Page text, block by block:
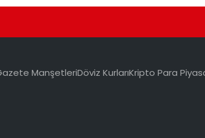
ManşetleriDöviz KurlarıKripto Para